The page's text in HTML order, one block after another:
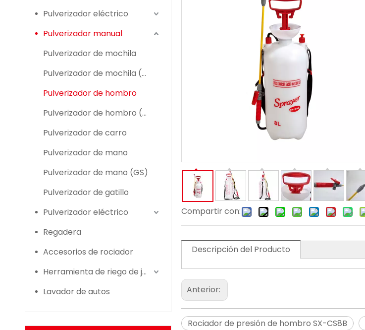
Pulverizador eléctrico
Pulverizador manual
Pulverizador de mochila
Pulverizador de mochila (GS)
Pulverizador de hombro
Pulverizador de hombro (GS)
Pulverizador de carro
Pulverizador de mano
Pulverizador de mano (GS)
Pulverizador de gatillo
Pulverizador eléctrico
Regadera
Accesorios de rociador
Herramienta de riego de jardín
Lavador de autos
Compartir con:
Descripción del Producto
Anterior:
Rociador de presión de hombro SX-CS8B